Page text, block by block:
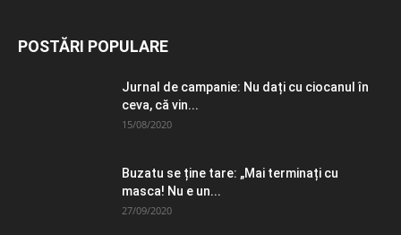
POSTĂRI POPULARE
Jurnal de campanie: Nu dați cu ciocanul în
ceva, că vin...
15/08/2020
Buzatu se ține tare: „Mai terminați cu
masca! Nu e un...
27/09/2020